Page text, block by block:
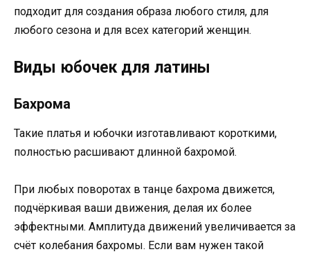
подходит для создания образа любого стиля, для
любого сезона и для всех категорий женщин.
Виды юбочек для латины
Бахрома
Такие платья и юбочки изготавливают короткими,
полностью расшивают длинной бахромой.
При любых поворотах в танце бахрома движется,
подчёркивая ваши движения, делая их более
эффектными. Амплитуда движений увеличивается за
счёт колебания бахромы. Если вам нужен такой